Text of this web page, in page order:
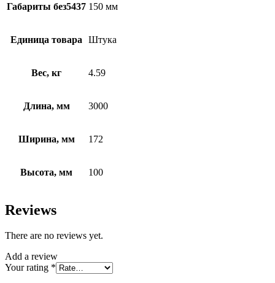
Габариты без5437 150 мм
Единица товара Штука
Вес, кг 4.59
Длина, мм 3000
Ширина, мм 172
Высота, мм 100
Reviews
There are no reviews yet.
Add a review
Your rating *